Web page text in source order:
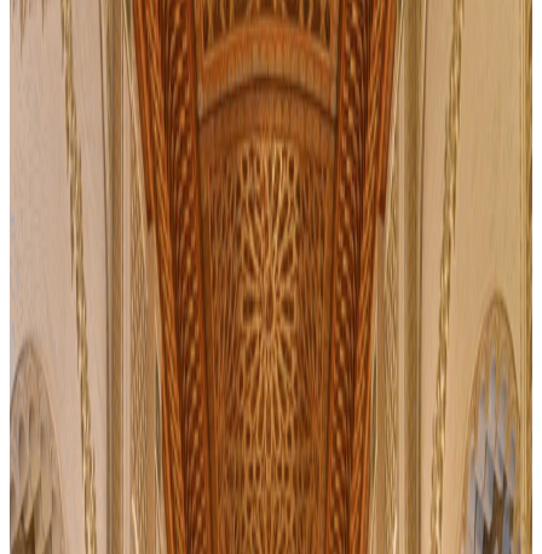
Casablanca
Découvrez le mode de vie, l'architecture et les paysages de
Casablanca lors d'une visite touristique d'une demi-journée. Flânez
dans les rues de la médina, visitez la mosquée Hassan II et admirez
la cathédrale du Sacré-Cœur.
4.7
334
Réserver maintenant
dromadaire
Tres bien note
Mosquée Hassan-II
Casablanca
J'ai visité pas mal de mosquées mais celle- ci est quand même
spéciale de par ses dimensions, situation exceptionnelles et
ouverture à tous les publics (personne ne m'a demandée de mettre 1
voile ni à aucune des nombreuses touristes …